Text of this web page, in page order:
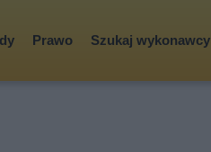
Prawo Szukaj wykonawcy